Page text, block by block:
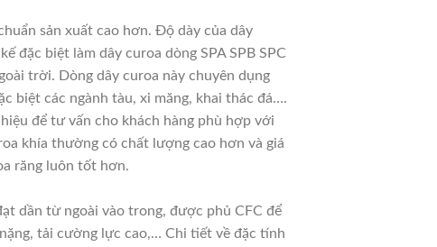
sản xuất cao hơn. Độ dày của dây
biệt làm dây curoa dòng SPA SPB SPC
trời. Dòng dây curoa này chuyên dụng
biệt các ngành tàu, xi măng, khai thác đá….
để tư vấn cho khách hàng phù hợp với
khía thường có chất lượng cao hơn và giá
răng luôn tốt hơn.
dần từ ngoài vào trong, được phủ CFC để
tải cường lực cao,… Chi tiết về đặc tính